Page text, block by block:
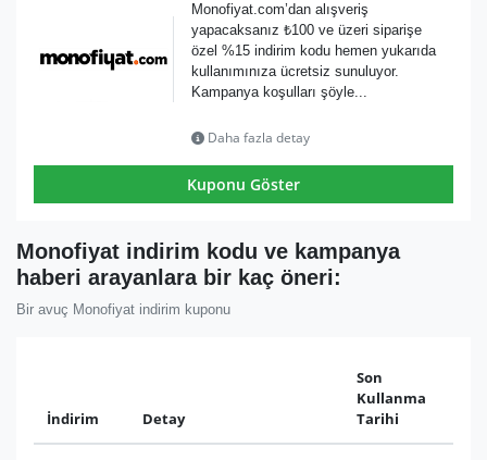
Monofiyat.com’dan alışveriş
yapacaksanız ₺100 ve üzeri siparişe
özel %15 indirim kodu hemen yukarıda
kullanımınıza ücretsiz sunuluyor.
Kampanya koşulları şöyle...
Daha fazla detay
Kuponu Göster
Monofiyat indirim kodu ve kampanya
haberi arayanlara bir kaç öneri:
Bir avuç Monofiyat indirim kuponu
İndirim Detay
Son
Kullanma
Tarihi